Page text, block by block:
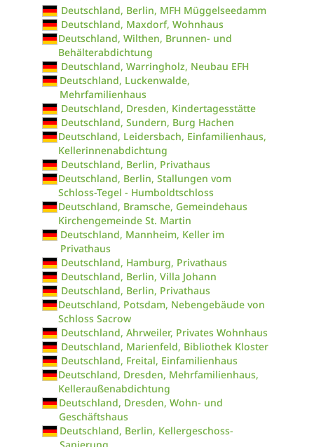
Deutschland, Berlin, MFH Müggelseedamm
Deutschland, Maxdorf, Wohnhaus
Deutschland, Wilthen, Brunnen- und
Behälterabdichtung
Deutschland, Warringholz, Neubau EFH
Deutschland, Luckenwalde,
Mehrfamilienhaus
Deutschland, Dresden, Kindertagesstätte
Deutschland, Sundern, Burg Hachen
Deutschland, Leidersbach, Einfamilienhaus,
Kellerinnenabdichtung
Deutschland, Berlin, Privathaus
Deutschland, Berlin, Stallungen vom
Schloss-Tegel - Humboldtschloss
Deutschland, Bramsche, Gemeindehaus
Kirchengemeinde St. Martin
Deutschland, Mannheim, Keller im
Privathaus
Deutschland, Hamburg, Privathaus
Deutschland, Berlin, Villa Johann
Deutschland, Berlin, Privathaus
Deutschland, Potsdam, Nebengebäude von
Schloss Sacrow
Deutschland, Ahrweiler, Privates Wohnhaus
Deutschland, Marienfeld, Bibliothek Kloster
Deutschland, Freital, Einfamilienhaus
Deutschland, Dresden, Mehrfamilienhaus,
Kelleraußenabdichtung
Deutschland, Dresden, Wohn- und
Geschäftshaus
Deutschland, Berlin, Kellergeschoss-